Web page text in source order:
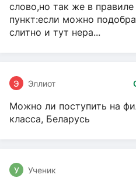
слово,но так же в правиле
пункт:если можно
слитно и тут нера...
Э Эллиот
Можно ли поступить на
класса, Беларусь
У Ученик